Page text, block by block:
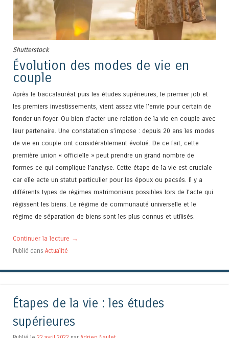
Shutterstock
Évolution des modes de vie en
couple
Après le baccalauréat puis les études supérieures, le premier job et
les premiers investissements, vient assez vite l’envie pour certain de
fonder un foyer. Ou bien d’acter une relation de la vie en couple avec
leur partenaire. Une constatation s’impose : depuis 20 ans les modes
de vie en couple ont considérablement évolué. De ce fait, cette
première union « officielle » peut prendre un grand nombre de
formes ce qui complique l’analyse. Cette étape de la vie est cruciale
car elle acte un statut particulier pour les époux ou pacsés. Il y a
différents types de régimes matrimoniaux possibles lors de l’acte qui
régissent les biens. Le régime de communauté universelle et le
régime de séparation de biens sont les plus connus et utilisés.
Continuer la lecture →
Publié dans Actualité
Étapes de la vie : les études
supérieures